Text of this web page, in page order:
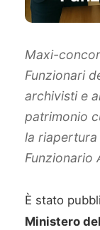
Maxi-
Funzionari
archivisti e
patrimonio
la riapertura
Funzionario
È stato
Ministero